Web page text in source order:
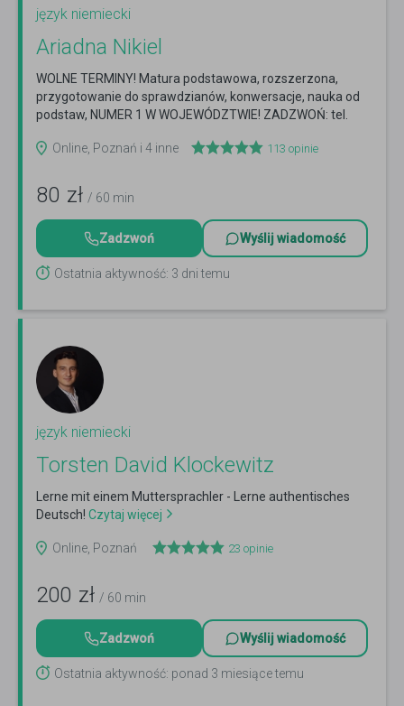
język niemiecki
Ariadna Nikiel
WOLNE TERMINY! Matura podstawowa, rozszerzona,
przygotowanie do sprawdzianów, konwersacje, nauka od
podstaw, NUMER 1 W WOJEWÓDZTWIE! ZADZWOŃ: tel.
Online, Poznań i 4 inne
113 opinie
80 zł / 60 min
Zadzwoń Wyślij wiadomość
Ostatnia aktywność: 3 dni temu
język niemiecki
Torsten David Klockewitz
Lerne mit einem Muttersprachler - Lerne authentisches
Deutsch! Czytaj więcej
Online, Poznań 23 opinie
200 zł / 60 min
Zadzwoń Wyślij wiadomość
Ostatnia aktywność: ponad 3 miesiące temu